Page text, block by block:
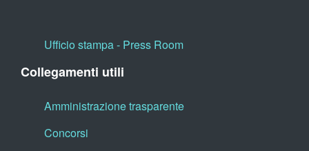
Ufficio stampa - Press Room
Collegamenti utili
Amministrazione trasparente
Concorsi